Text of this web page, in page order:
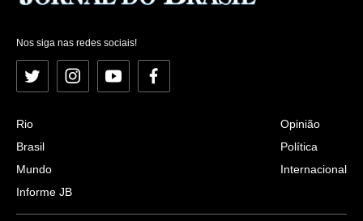
Nos siga nas redes sociais!
Twitter InstagramYouTubeFacebook
Rio
Brasil
Mundo
Informe JB
Opinião
Política
Internacional